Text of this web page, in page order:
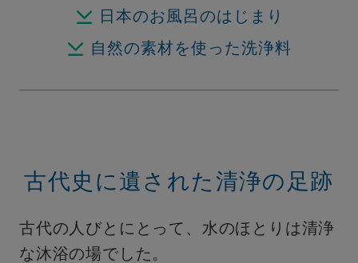
日本のお風呂のはじまり
自然の素材を使った洗浄料
古代史に遺された清浄の足跡
古代の人びとにとって、水のほとりは清浄
な沐浴の場でした。